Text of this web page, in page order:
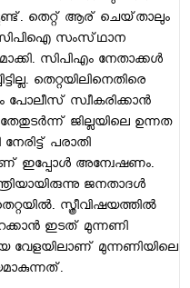
തെറ്റ്‌ ആര്‌ ചെയ്‌താലും
സിപിഐ സംസ്‌ഥാന
സിപിഎം നേതാക്കള്‍
തെറ്റയിലിനെതിരെ
പോലീസ് സ്വീകരിക്കാന്‍
ജില്ലയിലെ ഉന്നത
പരാതി
ഇപ്പോള്‍ അന്വേഷണം.
ജനതാദള്‍
സ്ത്രീവിഷയത്തില്‍
ഇടത് മുന്നണി
വേളയിലാണ് മുന്നണിയിലെ